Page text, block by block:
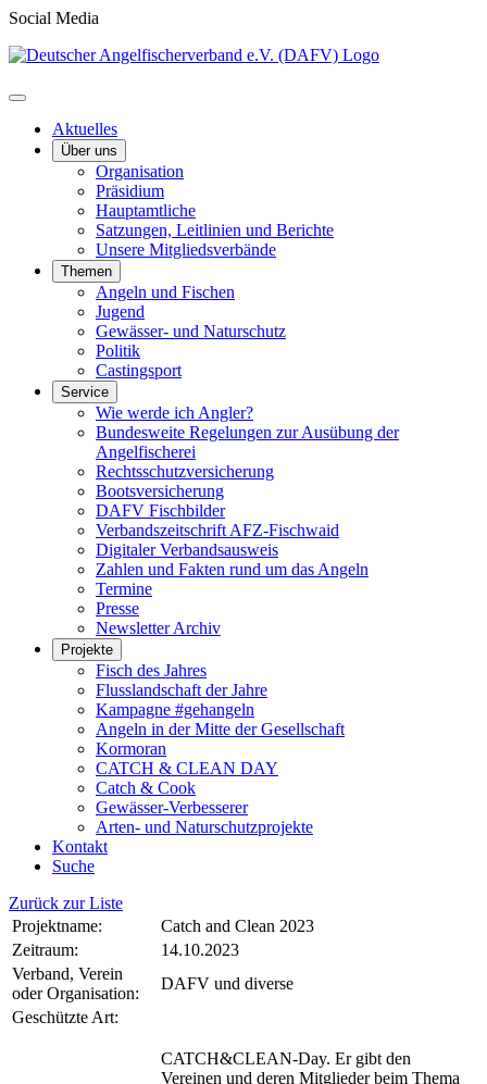
Social Media
Aktuelles
Über uns
Organisation
Präsidium
Hauptamtliche
Satzungen, Leitlinien und Berichte
Unsere Mitgliedsverbände
Themen
Angeln und Fischen
Jugend
Gewässer- und Naturschutz
Politik
Castingsport
Service
Wie werde ich Angler?
Bundesweite Regelungen zur Ausübung der
Angelfischerei
Rechtsschutzversicherung
Bootsversicherung
DAFV Fischbilder
Verbandszeitschrift AFZ-Fischwaid
Digitaler Verbandsausweis
Zahlen und Fakten rund um das Angeln
Termine
Presse
Newsletter Archiv
Projekte
Fisch des Jahres
Flusslandschaft der Jahre
Kampagne #gehangeln
Angeln in der Mitte der Gesellschaft
Kormoran
CATCH & CLEAN DAY
Catch & Cook
Gewässer-Verbesserer
Arten- und Naturschutzprojekte
Kontakt
Suche
Zurück zur Liste
Projektname:
Catch and Clean 2023
Zeitraum:
14.10.2023
Verband, Verein
oder Organisation:
DAFV und diverse
Geschützte Art:
CATCH&CLEAN-Day. Er gibt den
Vereinen und deren Mitglieder beim Thema